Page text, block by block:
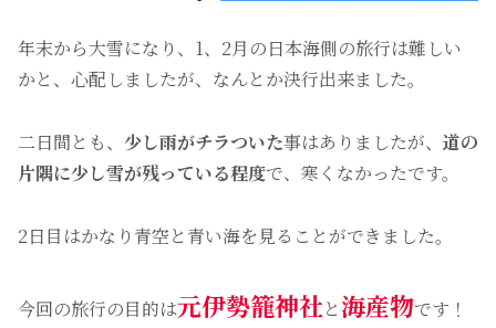
年末から大雪になり、1、2月の日本海側の旅行は難しい
かと、心配しましたが、なんとか決行出来ました。
二日間とも、 少し雨がチラついた事はありましたが、 道の
片隅に少し雪が残っている程度で、寒くなかったです。
2日目はかなり青空と青い海を見ることができました。
今回の旅行の目的は元伊勢籠神社と 海産物です！